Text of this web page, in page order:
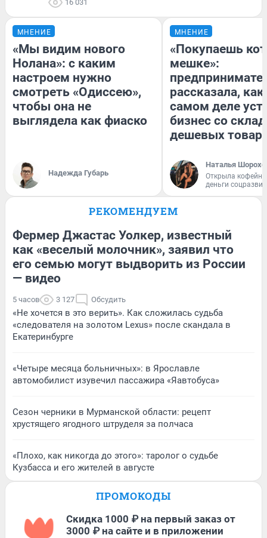
16 031
МНЕНИЕ
«Мы видим нового
Нолана»: с каким
настроем нужно
смотреть «Одиссею»,
чтобы она не
выглядела как фиаско
Надежда Губарь
МНЕНИЕ
«Покупаешь
мешке»:
рассказала, как
самом деле
бизнес со
дешевых
Наталья
Открыла
деньги
РЕКОМЕНДУЕМ
Фермер Джастас Уолкер, известный
как «веселый молочник», заявил что
его семью могут выдворить из России
— видео
5 часов 3 127 Обсудить
«Не хочется в это верить». Как сложилась судьба
«следователя на золотом Lexus» после скандала в
Екатеринбурге
«Четыре месяца больничных»: в Ярославле
автомобилист изувечил пассажира «Яавтобуса»
Сезон черники в Мурманской области: рецепт
хрустящего ягодного штруделя за полчаса
«Плохо, как никогда до этого»: таролог о судьбе
Кузбасса и его жителей в августе
ПРОМОКОДЫ
Скидка 1000 ₽ на первый заказ от
3000 ₽ на сайте и в приложении